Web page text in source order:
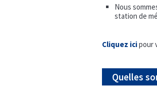
Nous
station de
Cliquez icipour
Quelles